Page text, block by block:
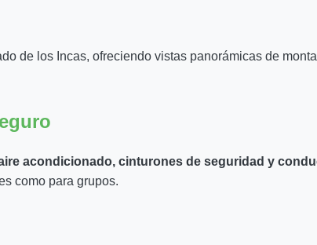
de los Incas, ofreciendo vistas panorámicas de
acondicionado, cinturones de seguridad y
como para grupos.